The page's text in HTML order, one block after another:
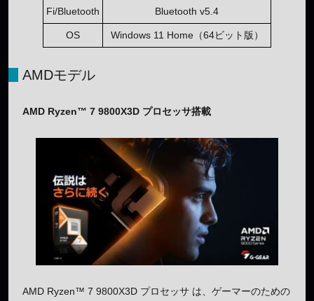
Fi/Bluetooth
Bluetooth v5.4
OS Windows 11 Home（64ビット版）
AMDモデル
AMD Ryzen™ 7 9800X3D プロセッサ搭載
AMD Ryzen™ 7 9800X3D プロセッサ は、ゲーマーのための